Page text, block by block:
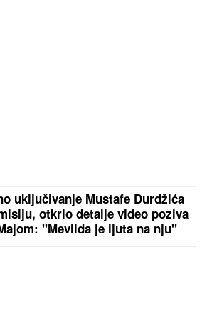
uključivanje Mustafe Durdžića
otkrio detalje video poziva
"Mevlida je ljuta na nju"